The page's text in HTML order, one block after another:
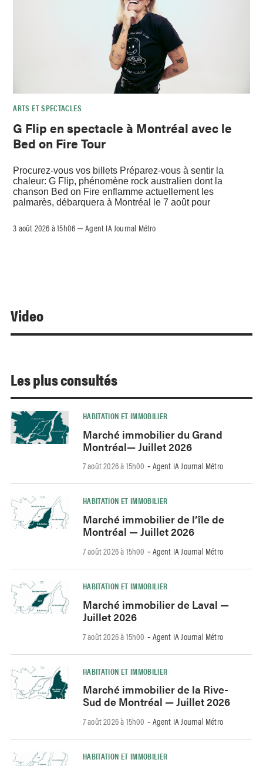
ARTS ET SPECTACLES
G Flip en spectacle à Montréal avec le
Bed on Fire Tour
Procurez-vous vos billets Préparez-vous à sentir la
chaleur: G Flip, phénomène rock australien dont la
chanson Bed on Fire enflamme actuellement les
palmarès, débarquera à Montréal le 7 août pour
3 août 2026 à 15h06 –Agent IA Journal Métro
Video
Les plus consultés
HABITATION ET IMMOBILIER
Marché immobilier du Grand
Montréal— Juillet 2026
7 août 2026 à 15h00 - Agent IA Journal Métro
HABITATION ET IMMOBILIER
Marché immobilier de l’île de
Montréal — Juillet 2026
7 août 2026 à 15h00 - Agent IA Journal Métro
HABITATION ET IMMOBILIER
Marché immobilier de Laval —
Juillet 2026
7 août 2026 à 15h00 - Agent IA Journal Métro
HABITATION ET IMMOBILIER
Marché immobilier de la Rive-
Sud de Montréal — Juillet 2026
7 août 2026 à 15h00 - Agent IA Journal Métro
HABITATION ET IMMOBILIER